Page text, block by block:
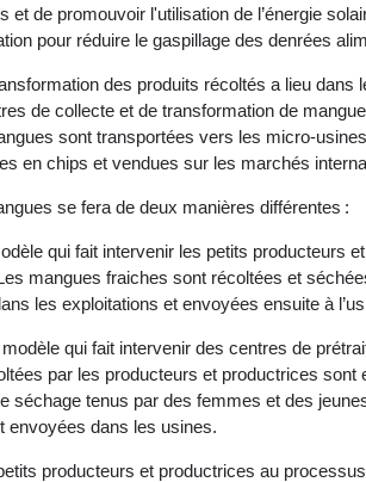
et de promouvoir l'utilisation de l’énergie
pour réduire le gaspillage des denrées
des produits récoltés a lieu dans
de collecte et de transformation de
sont transportées vers les micro-
en chips et vendues sur les marchés
se fera de deux manières différentes :
qui fait intervenir les petits producteurs
mangues fraiches sont récoltées et
les exploitations et envoyées ensuite à
qui fait intervenir des centres de
par les producteurs et productrices sont
séchage tenus par des femmes et des
envoyées dans les usines.
producteurs et productrices au